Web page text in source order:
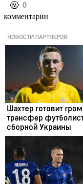
️🤬 0
комментарии